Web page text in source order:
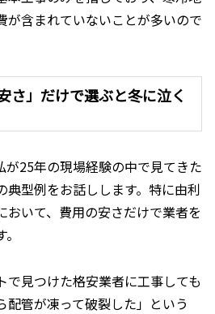
が含まれていないことが多いので
さ」だけで選ぶと冬に泣く
が25年の現場経験の中で見てきた
典型例をお話しします。特に由利
おいて、費用の安さだけで業者を
で見つけた格安業者に工事しても
配管が凍って破裂した」という